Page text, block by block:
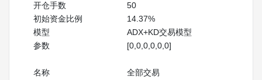
开仓手数
50
初始资金比例
14.37%
模型
ADX+KD交易模型
参数
[0,0,0,0,0,0]
名称 全部交易